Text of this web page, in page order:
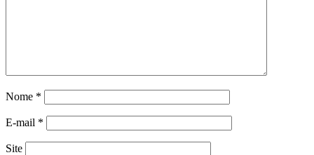
Nome *
E-mail *
Site